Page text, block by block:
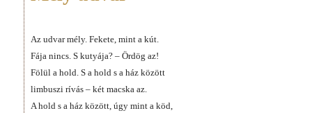
Az udvar mély. Fekete, mint a kút.
Fája nincs. S kutyája? – Ördög az!
Fölül a hold. S a hold s a ház között
limbuszi rívás – két macska az.
A hold s a ház között, úgy mint a köd,